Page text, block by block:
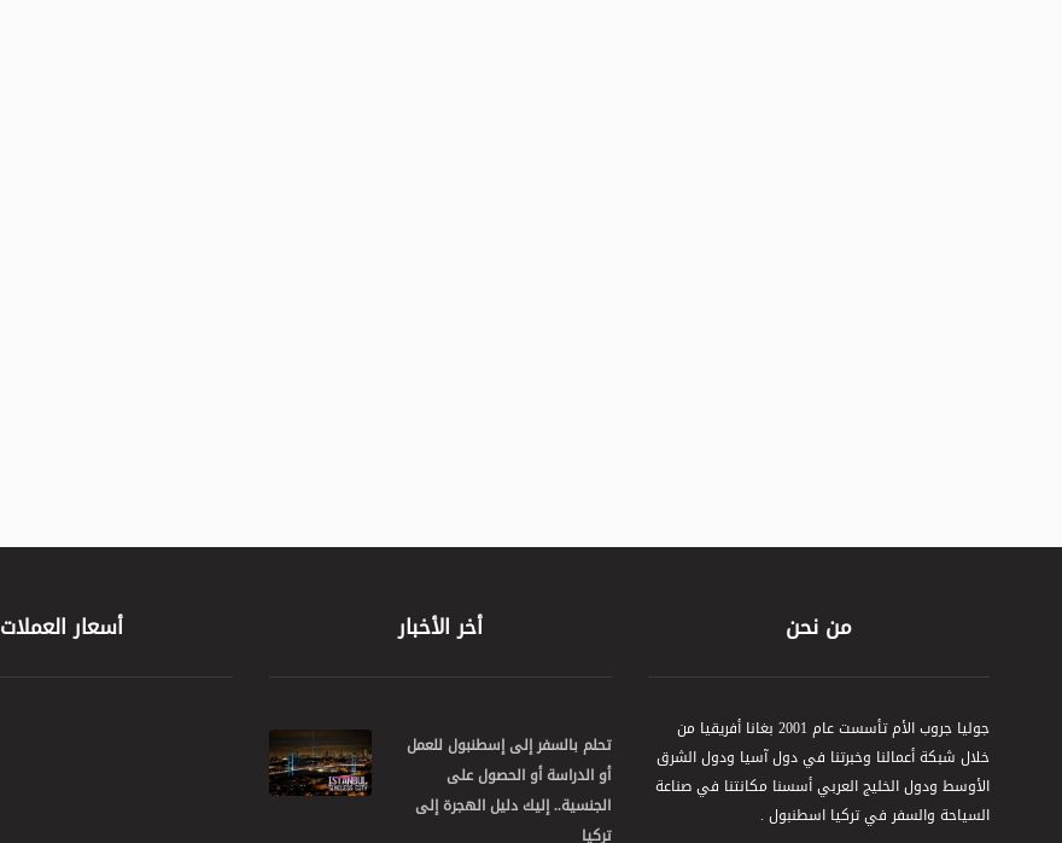
من نحن
جوليا جروب الأم تأسست عام 2001 بغانا أفريقيا من
خلال شبكة أعمالنا وخبرتنا في دول آسيا ودول الشرق
الأوسط ودول الخليج العربي أسسنا مكانتنا في صناعة
السياحة والسفر في تركيا اسطنبول .
أخر الأخبار
تحلم بالسفر إلى إسطنبول للعمل
أو الدراسة أو الحصول على
الجنسية.. إليك دليل الهجرة إلى
تركيا
أسعار العملات